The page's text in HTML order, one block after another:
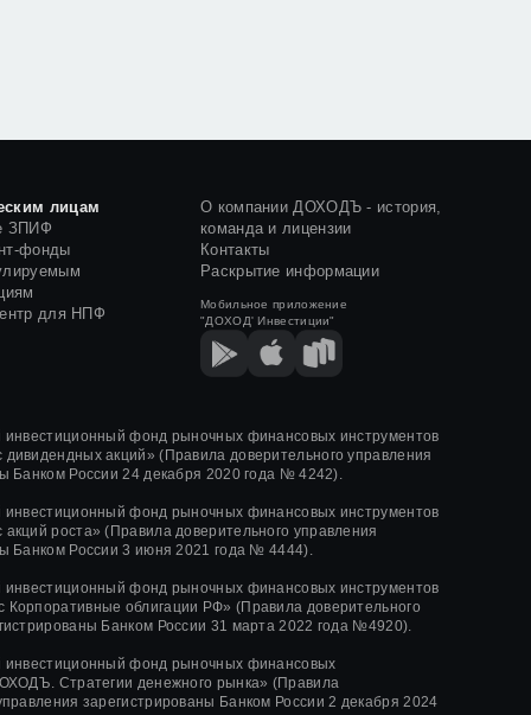
лицам
ЗПИФ
фонды
для НПФ
О компании ДОХОДЪ - история,
команда и лицензии
Контакты
Раскрытие информации
Мобильное приложение
"ДОХОД' Инвестиции"
инвестиционный фонд рыночных финансовых инструментов
акций» (Правила доверительного управления
Банком России 24 декабря 2020 года № 4242)
инвестиционный фонд рыночных финансовых инструментов
роста» (Правила доверительного управления
Банком России3 июня 2021 года № 4444).
инвестиционный фонд рыночных финансовых инструментов
облигации РФ» (Правила доверительного
Банком России 31 марта 2022 года №4920).
инвестиционный фонд рыночных финансовых
Стратегии денежного рынка» (Правила
зарегистрированы Банком России 2 декабря 2024